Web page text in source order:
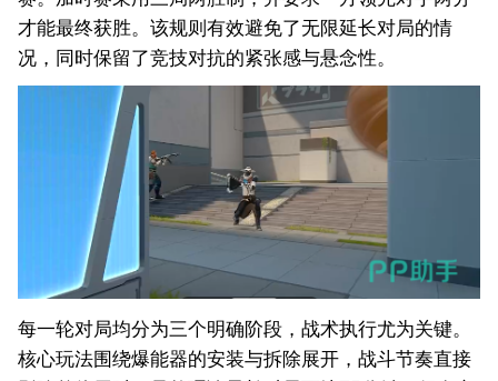
才能最终获胜。该规则有效避免了无限延长对局的情
况，同时保留了竞技对抗的紧张感与悬念性。
每一轮对局均分为三个明确阶段，战术执行尤为关键。
核心玩法围绕爆能器的安装与拆除展开，战斗节奏直接